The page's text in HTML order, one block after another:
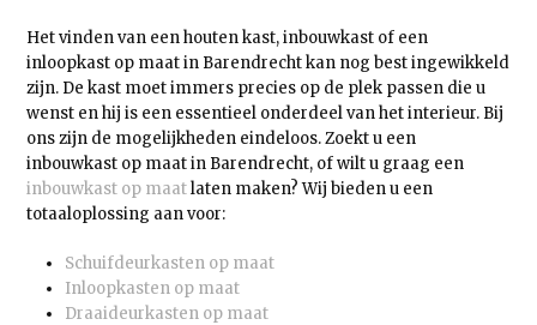
Het vinden van een houten kast, inbouwkast of een
inloopkast op maat in Barendrecht kan nog best ingewikkeld
zijn. De kast moet immers precies op de plek passen die u
wenst en hij is een essentieel onderdeel van het interieur. Bij
ons zijn de mogelijkheden eindeloos. Zoekt u een
inbouwkast op maat in Barendrecht, of wilt u graag een
inbouwkast op maatlaten maken? Wij bieden u een
totaaloplossing aan voor:
Schuifdeurkasten op maat
Inloopkasten op maat
Draaideurkasten op maat